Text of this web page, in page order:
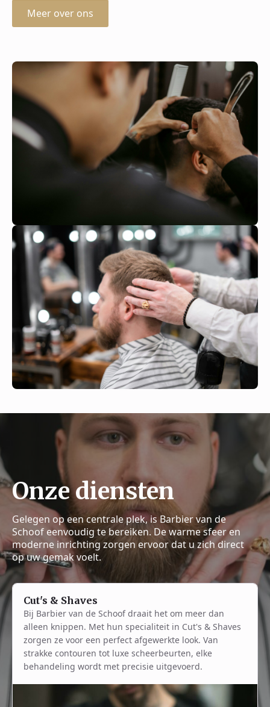
Meer over ons
Onze diensten
Gelegen op een centrale plek, is Barbier van de
Schoof eenvoudig te bereiken. De warme sfeer en
moderne inrichting zorgen ervoor dat u zich direct
op uw gemak voelt.
Cut's & Shaves
Bij Barbier van de Schoof draait het om meer dan
alleen knippen. Met hun specialiteit in Cut's & Shaves
zorgen ze voor een perfect afgewerkte look. Van
strakke contouren tot luxe scheerbeurten, elke
behandeling wordt met precisie uitgevoerd.